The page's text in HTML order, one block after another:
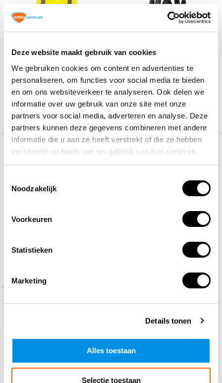
Deze website maakt gebruik van cookies
We gebruiken cookies om content en advertenties te
personaliseren, om functies voor social media te bieden
en om ons websiteverkeer te analyseren. Ook delen we
informatie over uw gebruik van onze site met onze
partners voor social media, adverteren en analyse. Deze
partners kunnen deze gegevens combineren met andere
informatie die u aan ze heeft verstrekt of die ze hebben
verzameld op basis van uw gebruik van hun services.
Noodzakelijk
Voorkeuren
Statistieken
Marketing
Details tonen
Alles toestaan
Selectie toestaan
RWS hesje geel
5,10
(6,17 Incl. btw)
PSP
werkhandschoenen
3,10
(3,75 Incl. btw)